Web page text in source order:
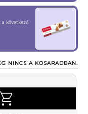
következő
NINCS A KOSARADBAN.